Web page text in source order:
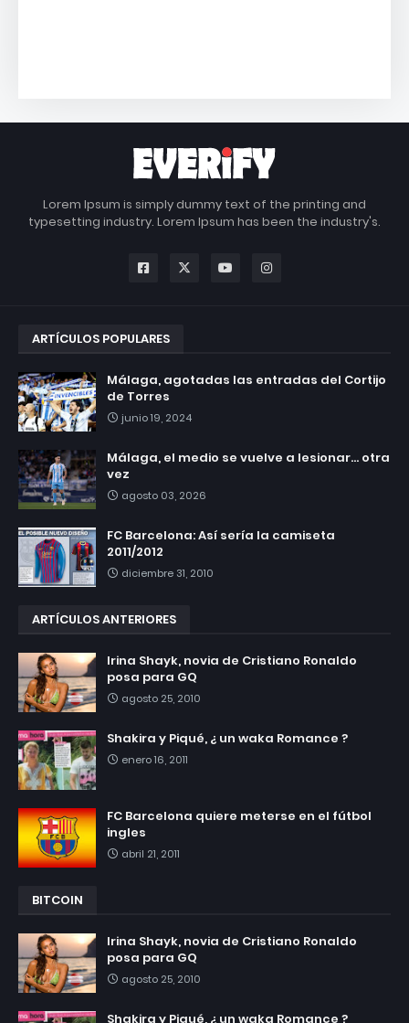
Lorem Ipsum is simply dummy text of the printing and
typesetting industry. Lorem Ipsum has been the industry's.
ARTÍCULOS POPULARES
Málaga, agotadas las entradas del Cortijo
de Torres
junio 19, 2024
Málaga, el medio se vuelve a lesionar... otra
vez
agosto 03, 2026
FC Barcelona: Así sería la camiseta
2011/2012
diciembre 31, 2010
ARTÍCULOS ANTERIORES
Irina Shayk, novia de Cristiano Ronaldo
posa para GQ
agosto 25, 2010
Shakira y Piqué, ¿ un waka Romance ?
enero 16, 2011
FC Barcelona quiere meterse en el fútbol
ingles
abril 21, 2011
BITCOIN
Irina Shayk, novia de Cristiano Ronaldo
posa para GQ
agosto 25, 2010
Shakira y Piqué, ¿ un waka Romance ?